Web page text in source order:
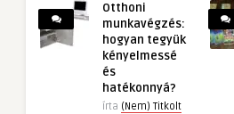
Otthoni
munkavégzés:
hogyan tegyük
kényelmessé
és
hatékonnyá?
írta (Nem) Titkolt